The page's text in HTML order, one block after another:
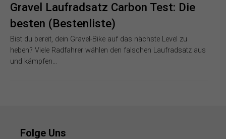
Gravel Laufradsatz Carbon Test: Die
besten (Bestenliste)
Bist du bereit, dein Gravel-Bike auf das nächste Level zu
heben? Viele Radfahrer wählen den falschen Laufradsatz aus
und kämpfen…
Folge Uns